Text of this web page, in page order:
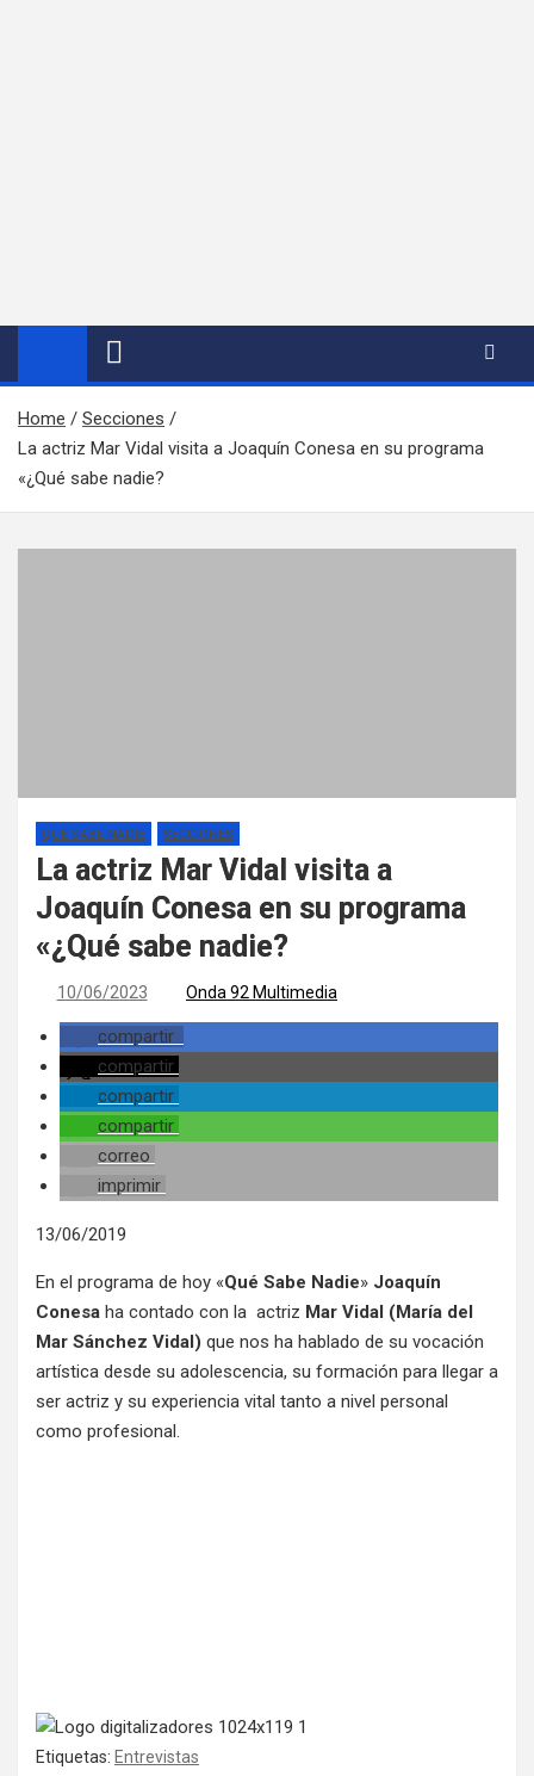
Home
Secciones
La actriz Mar Vidal visita a Joaquín Conesa en su programa
«¿Qué sabe nadie?
QUÉ SABE NADIE SECCIONES
La actriz Mar Vidal visita a
Joaquín Conesa en su programa
«¿Qué sabe nadie?
10/06/2023 Onda 92 Multimedia
compartir
compartir
compartir
compartir
correo
imprimir
13/06/2019
En el programa de hoy «Qué Sabe Nadie» Joaquín
Conesa ha contado con la actriz Mar Vidal (María del
Mar Sánchez Vidal) que nos ha hablado de su vocación
artística desde su adolescencia, su formación para llegar a
ser actriz y su experiencia vital tanto a nivel personal
como profesional.
Etiquetas: Entrevistas